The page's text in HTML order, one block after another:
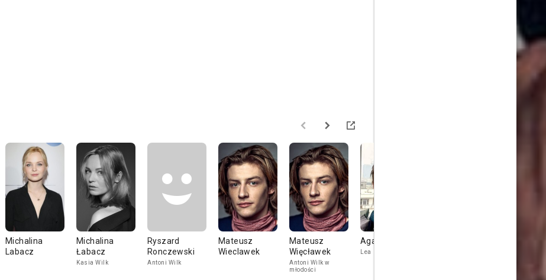
Michalina
Labacz
Michalina
Łabacz
Kasia Wilk
Ryszard
Ronczewski
Antoni Wilk
Mateusz
Wieclawek
Mateusz
Więcławek
Antoni Wilk w
młodości
Agata Turkot
Lea